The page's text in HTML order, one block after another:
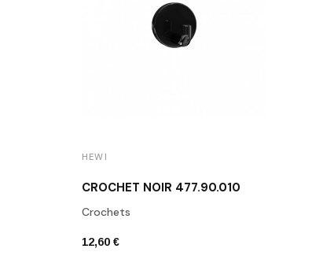
HEWI
CROCHET NOIR 477.90.010
Crochets
12,60 €